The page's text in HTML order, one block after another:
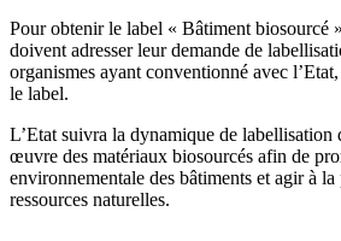
Pour obtenir le label « Bâtiment biosourcé
doivent adresser leur demande de
organismes ayant conventionné avec
le label.
L’Etat suivra la dynamique de labellisation
œuvre des matériaux biosourcés afin de
environnementale des bâtiments et agir à la
ressources naturelles.